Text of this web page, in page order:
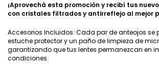
¡Aprovechá esta promoción y recibí tus
con cristales filtrados y antirreflejo al mejor
Accesorios Incluidos: Cada par de anteojos se
estuche protector y un paño de limpieza de
garantizando que tus lentes permanezcan en
condiciones.